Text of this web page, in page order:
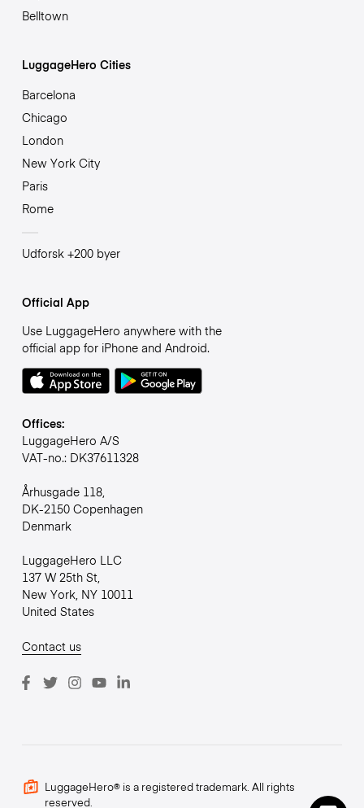
Belltown
LuggageHero Cities
Barcelona
Chicago
London
New York City
Paris
Rome
Udforsk +200 byer
Official App
Use LuggageHero anywhere with the
official app for iPhone and Android.
Offices:
LuggageHero A/S
VAT-no.: DK37611328
Århusgade 118,
DK-2150 Copenhagen
Denmark
LuggageHero LLC
137 W 25th St,
New York, NY 10011
United States
Contact us
LuggageHero® is a registered trademark. All rights
reserved.